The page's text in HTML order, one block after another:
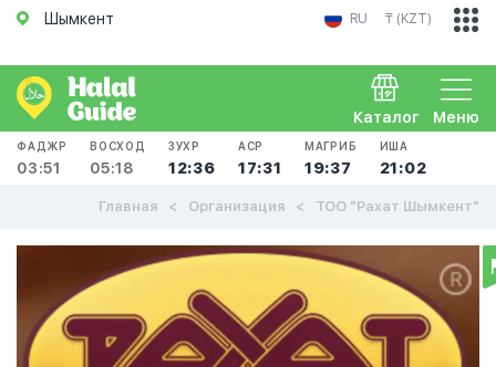
Шымкент RU ₸ (KZT)
Меню
Каталог
ФАДЖР
03:51
ВОСХОД
05:18
ЗУХР
12:36
АСР
17:31
МАГРИБ
19:37
ИША
21:02
Главная Организация ТОО "Рахат Шымкент"